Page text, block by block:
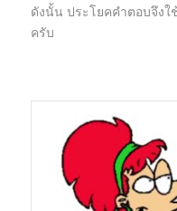
ดังนั้น ประโยคคำตอบจึงใ
ครับ